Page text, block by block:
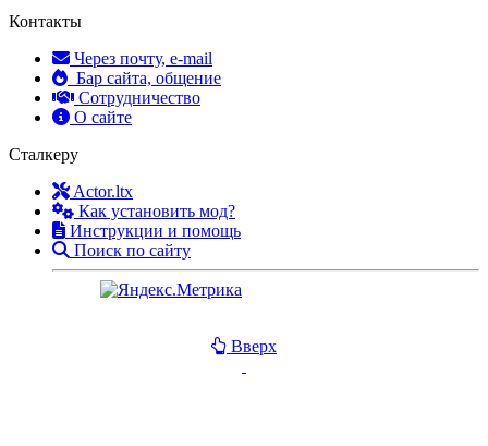
Контакты
Через почту, e-mail
Бар сайта, общение
Сотрудничество
О сайте
Сталкеру
Actor.ltx
Как установить мод?
Инструкции и помощь
Поиск по сайту
Вверх